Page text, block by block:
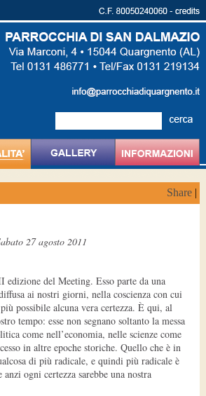
Share |
27 agosto 2011
del Meeting. Esso parte da una
ai nostri giorni, nella coscienza con cui
possibile alcuna vera certezza. È qui, al
tempo: esse non segnano soltanto la messa
come nell’economia, nelle scienze come
in altre epoche storiche. Quello che è in
di più radicale, e quindi più radicale è
ogni certezza sarebbe una nostra